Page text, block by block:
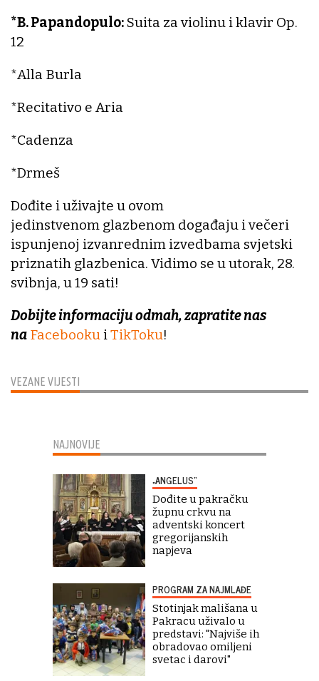
VEZANE VIJESTI
*B. Papandopulo: Suita za violinu i klavir Op.
12
*Alla Burla
*Recitativo e Aria
*Cadenza
*Drmeš
Dođite i uživajte u ovom
jedinstvenom glazbenom događaju i večeri
ispunjenoj izvanrednim izvedbama svjetski
priznatih glazbenica. Vidimo se u utorak, 28.
svibnja, u 19 sati!
Dobijte informaciju odmah, zapratite nas
na FacebookuiTikToku!
NAJNOVIJE
„ANGELUS“
Dođite u pakračku
župnu crkvu na
adventski koncert
gregorijanskih
napjeva
PROGRAM ZA NAJMLAĐE
Stotinjak mališana u
Pakracu uživalo u
predstavi: "Najviše ih
obradovao omiljeni
svetac i darovi"